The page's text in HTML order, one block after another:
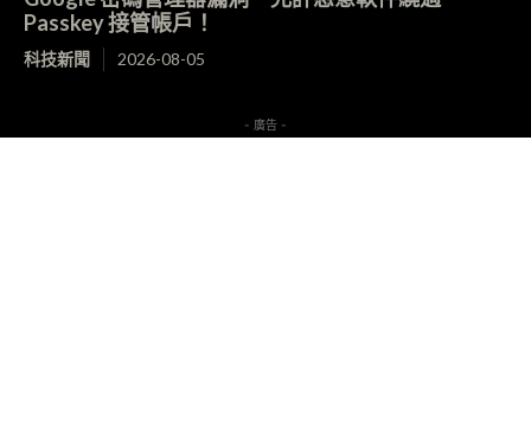
Passkey 接管帳戶！
科技新聞 2026-08-05
- 廣告 -